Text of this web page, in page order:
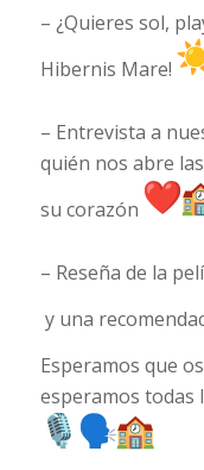
– ¿Quieres sol,
Hibernis Mare!
– Entrevista a
quién nos abre
su corazón
– Reseña de la
y una
Esperamos que
esperamos todas